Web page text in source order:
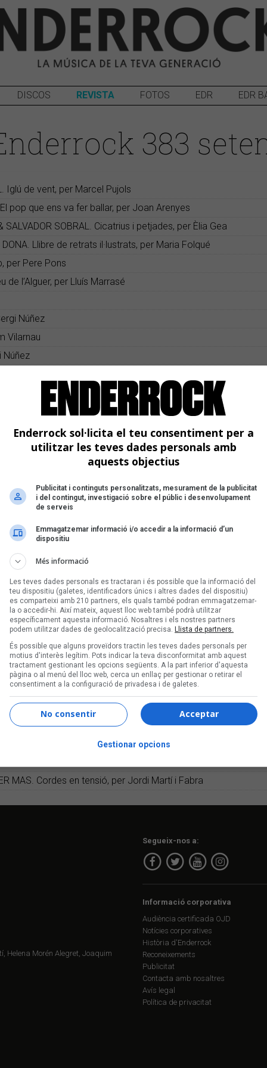
DISCOS REVISTA FOTOS EDR EDR
383
Iglú de vent, per Marcel Pujols
pop que ens va fer ballar, per Joan Arenyes
SALVADOR SOBRAL. Cicatrius i petjades, per Èlia Gea
DONA. Llibre de retrats il·lustrats, per Maria Folqué
per Pere Pons
de l’Alguer, per Lluís Marrasé
Núñez
Vilarnau
Núñez
Vilarnau
Núñez
Torroella
CRUZ, SOPA DE CABRA, MON DJ & DJ CAPDE, CHACHO,
DE LES ARTS. La festa dels 20 anys, per Juan Miguel
orígens de tot!’, per Guillem Solé
dels DJs’ per Franc Lluís Giró
per daltònics’, de MAZONI, per Jordi Bianciotto
CLOE RIEMBAU i SODI
de Barcelona
coronada amb Pep Sala i Josep Montero, per Jordi Borràs i
de mallorquinitat, per Miquel Cabot i Tuco Martín
55. L’hòstia de bonic, per Helena Morén Alegret i
la mirada de Víctor Català, per Jordi Novell i Robert Carmona
SOPA DE CABRA. L’Empordà m’esborrona, per Carles Pujol
SALAS
DE MANRESA
DE VIC 2025
MAS. Cordes en tensió, per Jordi Martí i Fabra
Helena Morén Alegret, Joaquim
Segueix-nos a:
Informació corporativa
Audiència certificada OJD
Notícies corporatives
Història d'Enderrock
Reconeixements
Publicitat
Contacta amb nosaltres
Avís legal
Política de privacitat
Enderrock sol·licita el teu consentiment per a
utilitzar les teves dades personals amb
aquests objectius
Publicitat i continguts personalitzats, mesurament de la publicitat
i del contingut, investigació sobre el públic i desenvolupament
de serveis
Emmagatzemar informació i/o accedir a la informació d’un
dispositiu
Més informació
Les teves dades personals es tractaran i és possible que la informació del
teu dispositiu (galetes, identificadors únics i altres dades del dispositiu)
es comparteixi amb 210 partners, els quals també podran emmagatzemar-
la o accedir-hi. Així mateix, aquest lloc web també podrà utilitzar
específicament aquesta informació. Nosaltres i els nostres partners
podem utilitzar dades de geolocalització precisa. Llista de partners.
És possible que alguns proveïdors tractin les teves dades personals per
motius d'interès legítim. Pots indicar la teva disconformitat amb aquest
tractament gestionant les opcions següents. A la part inferior d'aquesta
pàgina o al menú del lloc web, cerca un enllaç per gestionar o retirar el
consentiment a la configuració de privadesa i de galetes.
Acceptar
No consentir
Gestionar opcions